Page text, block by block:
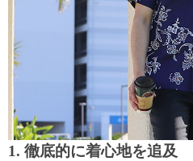
1. 徹底的に着心地を追及